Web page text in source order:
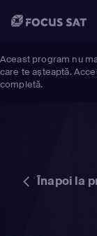
Aceast program nu
care te așteaptă.
completă.
Înapoi la